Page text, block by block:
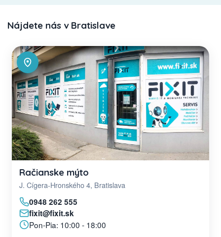
Nájdete nás v Bratislave
Račianske mýto
J. Cígera-Hronského 4, Bratislava
0948 262 555
fixit@fixit.sk
Pon-Pia: 10:00 - 18:00